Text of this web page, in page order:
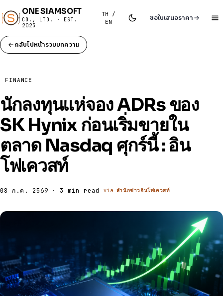
ONE SIAMSOFT
CO., LTD. · EST.
2023
TH /
EN
ขอใบเสนอราคา
กลับไปหน้ารวมบทความ
FINANCE
นักลงทุนแห่จอง ADRs ของ
SK Hynix ก่อนเริ่มขายใน
ตลาด Nasdaq ศุกร์นี้ : อิน
โฟเควสท์
08 ก.ค. 2569 · 3 min read viaสำนักข่าวอินโฟเควสท์